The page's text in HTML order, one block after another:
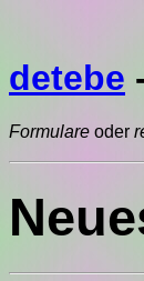
detebe
Formulare oder